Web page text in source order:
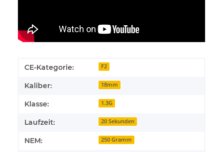
CE-Kategorie: F2
Kaliber: 18mm
Klasse: 1.3G
Laufzeit: 20 Sekunden
NEM: 250 Gramm